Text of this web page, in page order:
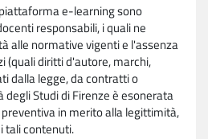
e-learning sono
responsabili, i quali ne
alle normative vigenti e l'assenza
(quali diritti d'autore, marchi,
dalla legge, da contratti o
degli Studi di Firenze è esonerata
in merito alla legittimità,
tali contenuti.